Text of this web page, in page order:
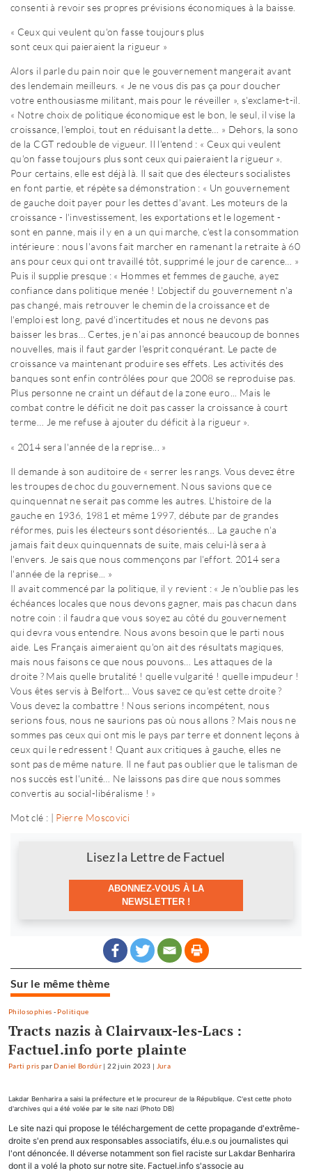
consenti à revoir ses propres prévisions économiques à la baisse.
« Ceux qui veulent qu'on fasse toujours plus
sont ceux qui paieraient la rigueur »
Alors il parle du pain noir que le gouvernement mangerait avant
des lendemain meilleurs. « Je ne vous dis pas ça pour doucher
votre enthousiasme militant, mais pour le réveiller », s'exclame-t-il.
« Notre choix de politique économique est le bon, le seul, il vise la
croissance, l'emploi, tout en réduisant la dette… » Dehors, la sono
de la CGT redouble de vigueur. Il l'entend : « Ceux qui veulent
qu'on fasse toujours plus sont ceux qui paieraient la rigueur ».
Pour certains, elle est déjà là. Il sait que des électeurs socialistes
en font partie, et répète sa démonstration : « Un gouvernement
de gauche doit payer pour les dettes d'avant. Les moteurs de la
croissance - l'investissement, les exportations et le logement -
sont en panne, mais il y en a un qui marche, c'est la consommation
intérieure : nous l'avons fait marcher en ramenant la retraite à 60
ans pour ceux qui ont travaillé tôt, supprimé le jour de carence… »
Puis il supplie presque : « Hommes et femmes de gauche, ayez
confiance dans politique menée ! L'objectif du gouvernement n'a
pas changé, mais retrouver le chemin de la croissance et de
l'emploi est long, pavé d'incertitudes et nous ne devons pas
baisser les bras… Certes, je n'ai pas annoncé beaucoup de bonnes
nouvelles, mais il faut garder l'esprit conquérant. Le pacte de
croissance va maintenant produire ses effets. Les activités des
banques sont enfin contrôlées pour que 2008 se reproduise pas.
Plus personne ne craint un défaut de la zone euro... Mais le
combat contre le déficit ne doit pas casser la croissance à court
terme… Je me refuse à ajouter du déficit à la rigueur ».
« 2014 sera l'année de la reprise... »
Il demande à son auditoire de « serrer les rangs. Vous devez être
les troupes de choc du gouvernement. Nous savions que ce
quinquennat ne serait pas comme les autres. L'histoire de la
gauche en 1936, 1981 et même 1997, débute par de grandes
réformes, puis les électeurs sont désorientés… La gauche n'a
jamais fait deux quinquennats de suite, mais celui-là sera à
l'envers. Je sais que nous commençons par l'effort. 2014 sera
l'année de la reprise... »
Il avait commencé par la politique, il y revient : « Je n'oublie pas les
échéances locales que nous devons gagner, mais pas chacun dans
notre coin : il faudra que vous soyez au côté du gouvernement
qui devra vous entendre. Nous avons besoin que le parti nous
aide. Les Français aimeraient qu'on ait des résultats magiques,
mais nous faisons ce que nous pouvons… Les attaques de la
droite ? Mais quelle brutalité ! quelle vulgarité ! quelle impudeur !
Vous êtes servis à Belfort… Vous savez ce qu'est cette droite ?
Vous devez la combattre ! Nous serions incompétent, nous
serions fous, nous ne saurions pas où nous allons ? Mais nous ne
sommes pas ceux qui ont mis le pays par terre et donnent leçons à
ceux qui le redressent ! Quant aux critiques à gauche, elles ne
sont pas de même nature. Il ne faut pas oublier que le talisman de
nos succès est l'unité… Ne laissons pas dire que nous sommes
convertis au social-libéralisme ! »
Mot clé : | Pierre Moscovici
Lisez la Lettre de Factuel
ABONNEZ-VOUS À LA
NEWSLETTER !
Sur le même thème
Philosophies - Politique
Tracts nazis à Clairvaux-les-Lacs :
Factuel.info porte plainte
Parti pris parDaniel Bordür |22 juin 2023 | Jura
Lakdar Benharira a saisi la préfecture et le procureur de la République. C'est cette photo
d'archives qui a été volée par le site nazi (Photo DB)
Le site nazi qui propose le téléchargement de cette propagande d'extrême-
droite s'en prend aux responsables associatifs, élu.e.s ou journalistes qui
l'ont dénoncée. Il déverse notamment son fiel raciste sur Lakdar Benharira
dont il a volé la photo sur notre site. Factuel.info s'associe au